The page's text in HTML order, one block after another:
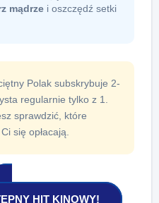
mądrze i oszczędź setki
Polak subskrybuje 2-
regularnie tylko z 1.
sprawdzić, które
się opłacają.
HIT KINOWY!